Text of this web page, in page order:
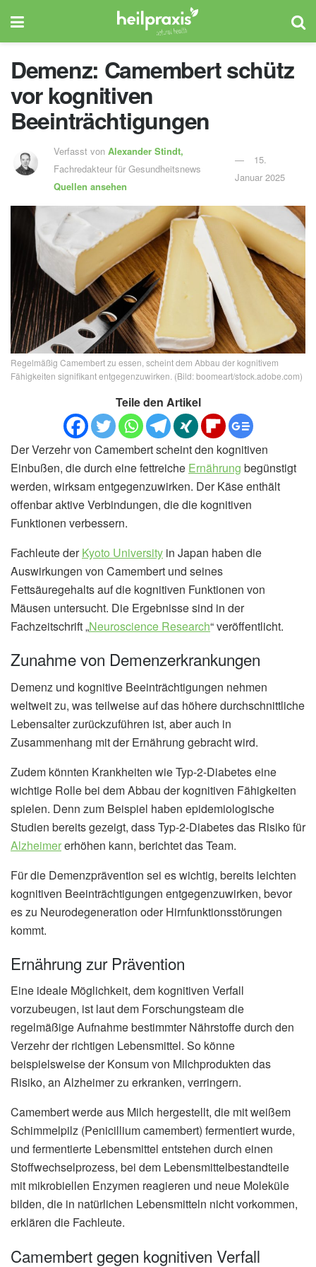
Demenz: Camembert schütz
vor kognitiven
Beeinträchtigungen
Verfasst von Alexander Stindt,
Fachredakteur für Gesundheitsnews
Quellen ansehen
15.
Januar 2025
Regelmäßig Camembert zu essen, scheint dem Abbau der kognitivem
Fähigkeiten signifikant entgegenzuwirken. (Bild: boomeart/stock.adobe.com)
Teile den Artikel
Der Verzehr von Camembert scheint den kognitiven
Einbußen, die durch eine fettreiche Ernährung begünstigt
werden, wirksam entgegenzuwirken. Der Käse enthält
offenbar aktive Verbindungen, die die kognitiven
Funktionen verbessern.
Fachleute derKyoto University in Japan haben die
Auswirkungen von Camembert und seines
Fettsäuregehalts auf die kognitiven Funktionen von
Mäusen untersucht. Die Ergebnisse sind in der
Fachzeitschrift „Neuroscience Research“ veröffentlicht.
Zunahme von Demenzerkrankungen
Demenz und kognitive Beeinträchtigungen nehmen
weltweit zu, was teilweise auf das höhere durchschnittliche
Lebensalter zurückzuführen ist, aber auch in
Zusammenhang mit der Ernährung gebracht wird.
Zudem könnten Krankheiten wie Typ-2-Diabetes eine
wichtige Rolle bei dem Abbau der kognitiven Fähigkeiten
spielen. Denn zum Beispiel haben epidemiologische
Studien bereits gezeigt, dass Typ-2-Diabetes das Risiko für
Alzheimererhöhen kann, berichtet das Team.
Für die Demenzprävention sei es wichtig, bereits leichten
kognitiven Beeinträchtigungen entgegenzuwirken, bevor
es zu Neurodegeneration oder Hirnfunktionsstörungen
kommt.
Ernährung zur Prävention
Eine ideale Möglichkeit, dem kognitiven Verfall
vorzubeugen, ist laut dem Forschungsteam die
regelmäßige Aufnahme bestimmter Nährstoffe durch den
Verzehr der richtigen Lebensmittel. So könne
beispielsweise der Konsum von Milchprodukten das
Risiko, an Alzheimer zu erkranken, verringern.
Camembert werde aus Milch hergestellt, die mit weißem
Schimmelpilz (Penicillium camembert) fermentiert wurde,
und fermentierte Lebensmittel entstehen durch einen
Stoffwechselprozess, bei dem Lebensmittelbestandteile
mit mikrobiellen Enzymen reagieren und neue Moleküle
bilden, die in natürlichen Lebensmitteln nicht vorkommen,
erklären die Fachleute.
Camembert gegen kognitiven Verfall